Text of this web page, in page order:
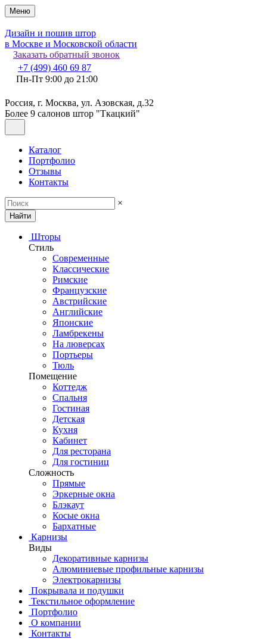
Меню
Дизайн и пошив штор
в Москве и Московской области
Заказать обратный звонок
+7 (499) 460 69 87
Пн-Пт 9:00 до 21:00
Россия, г. Москва, ул. Азовская, д.32
Более 9 салонов штор "Ткацкий"
Каталог
Портфолио
Отзывы
Контакты
×
Найти
Шторы
Стиль
Современные
Классические
Римские
Французские
Австрийские
Английские
Японские
Ламбрекены
На люверсах
Портьеры
Тюль
Помещение
Коттедж
Спальня
Гостиная
Детская
Кухня
Кабинет
Для ресторана
Для гостиниц
Сложность
Прямые
Эркерные окна
Блэкаут
Косые окна
Бархатные
Карнизы
Виды
Декоративные карнизы
Алюминиевые профильные карнизы
Электрокарнизы
Покрывала и подушки
Текстильное оформление
Портфолио
О компании
Контакты